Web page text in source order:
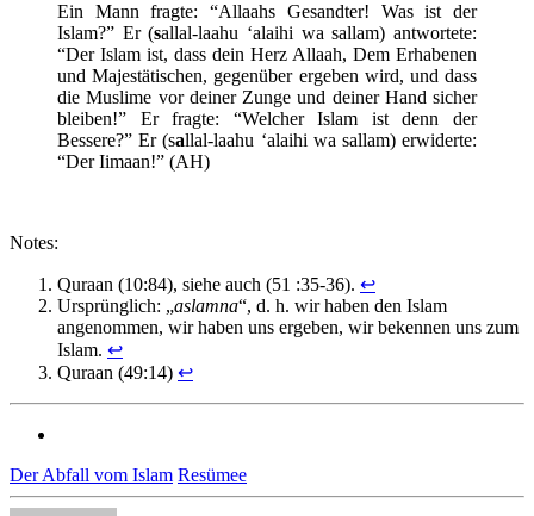
Ein Mann fragte: “Allaahs Gesandter! Was ist der
Islam?” Er (sallal-laahu ‘alaihi wa sallam) antwortete:
“Der Islam ist, dass dein Herz Allaah, Dem Erhabenen
und Majestätischen, gegenüber ergeben wird, und dass
die Muslime vor deiner Zunge und deiner Hand sicher
bleiben!” Er fragte: “Welcher Islam ist denn der
Bessere?” Er (sallal-laahu ‘alaihi wa sallam) erwiderte:
“Der Iimaan!” (AH)
Notes:
Quraan (10:84), siehe auch (51 :35-36). ↩
Ursprünglich: „aslamna“, d. h. wir haben den Islam
angenommen, wir haben uns ergeben, wir bekennen uns zum
Islam. ↩
Quraan (49:14) ↩
Der Abfall vom Islam Resümee